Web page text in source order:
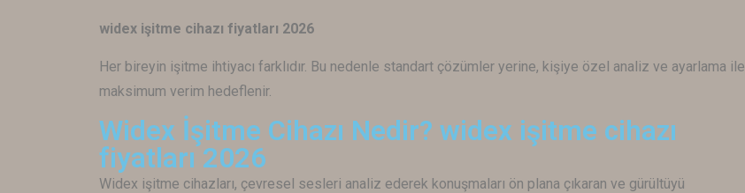
widex işitme cihazı fiyatları 2026
Her bireyin işitme ihtiyacı farklıdır. Bu nedenle standart çözümler yerine, kişiye özel analiz ve ayarlama ile
maksimum verim hedeflenir.
Widex İşitme Cihazı Nedir? widex işitme cihazı
fiyatları 2026
Widex işitme cihazları, çevresel sesleri analiz ederek konuşmaları ön plana çıkaran ve gürültüyü